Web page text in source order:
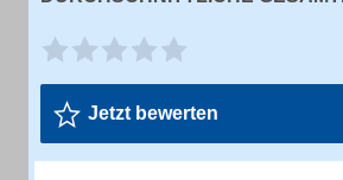
Jetzt bewerten